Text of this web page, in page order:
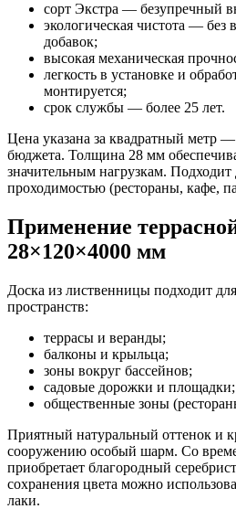
сорт Экстра — безупречный
экологическая чистота —
добавок;
высокая механическая
легкость в установке и
монтируется;
срок службы — более 25 лет.
Цена указана за квадратный метр —
бюджета. Толщина 28 мм
значительным нагрузкам. Подходит
проходимостью (рестораны, кафе,
Применение
28×120×4000 мм
Доска из лиственницы подходит
пространств:
террасы и веранды;
балконы и крыльца;
зоны вокруг бассейнов;
садовые дорожки и площадки;
общественные зоны
Приятный натуральный оттенок и
сооружению особый шарм. Со
приобретает благородный
сохранения цвета можно
лаки.